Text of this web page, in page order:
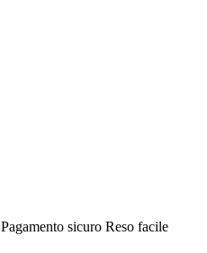
Pagamento sicuro Reso facile